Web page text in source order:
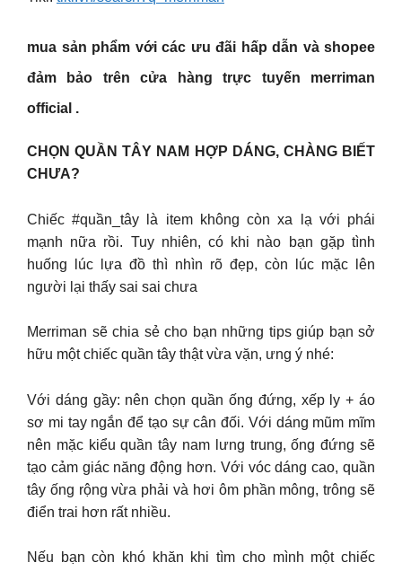
mua sản phẩm với các ưu đãi hấp dẫn và shopee
đảm bảo trên cửa hàng trực tuyến merriman
official .
CHỌN QUẦN TÂY NAM HỢP DÁNG, CHÀNG BIẾT
CHƯA?
Chiếc #quần_tây là item không còn xa lạ với phái
mạnh nữa rồi. Tuy nhiên, có khi nào bạn gặp tình
huống lúc lựa đồ thì nhìn rõ đẹp, còn lúc mặc lên
người lại thấy sai sai chưa
Merriman sẽ chia sẻ cho bạn những tips giúp bạn sở
hữu một chiếc quần tây thật vừa vặn, ưng ý nhé:
Với dáng gầy: nên chọn quần ống đứng, xếp ly + áo
sơ mi tay ngắn để tạo sự cân đối. Với dáng mũm mĩm
nên mặc kiểu quần tây nam lưng trung, ống đứng sẽ
tạo cảm giác năng động hơn. Với vóc dáng cao, quần
tây ống rộng vừa phải và hơi ôm phần mông, trông sẽ
điển trai hơn rất nhiều.
Nếu bạn còn khó khăn khi tìm cho mình một chiếc